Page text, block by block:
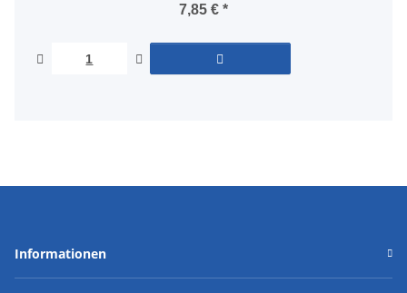
7,85 € *
Informationen